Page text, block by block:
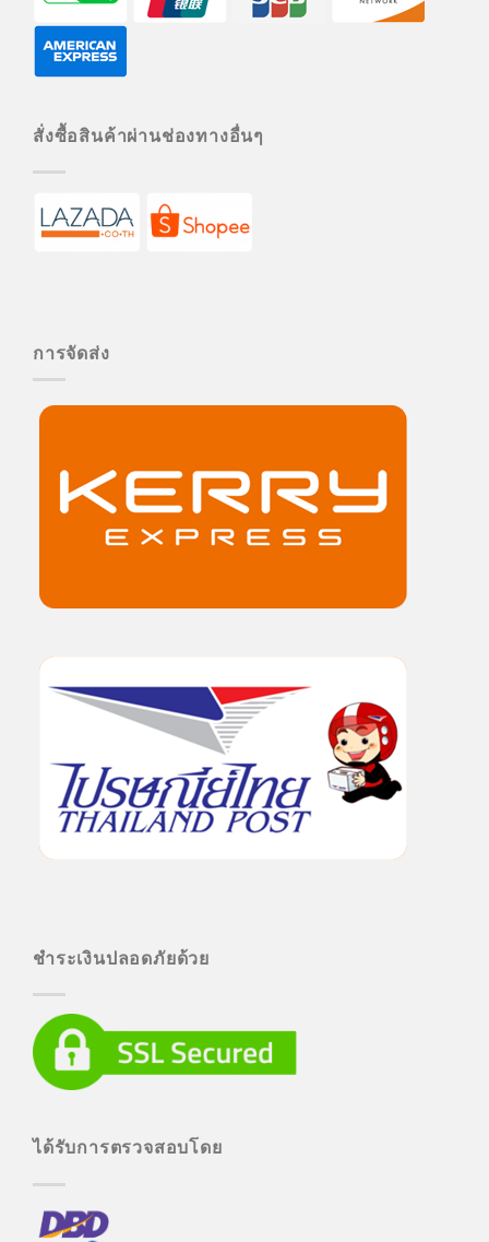
สั่งซื้อสินค้าผ่านช่องทางอื่นๆ
การจัดส่ง
ชำระเงินปลอดภัยด้วย
ได้รับการตรวจสอบโดย